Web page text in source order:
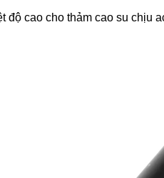
độ cao cho thảm cao su chịu